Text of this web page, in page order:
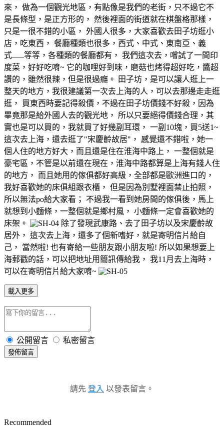
來， 做為一個觀光地區，有點像是我們的老街，只不過它不
是長條型，是正方形的， 然後裡面的街道就在棋盤格那樣，
只是一很不錯的小區， 外國人很多，大家喜歡去田子坊逛小
店，吃東西， 餐廳種類也很多，西式、中式、東南亞、義
式......等等，各種類的餐廳都有， 我們這次去，嚐試了一間印
度菜，好好吃唷~ 它的咖哩好到味，磨菇也烤得超好吃，醬超
讚的，雖然很辣，但是很過癮。 田子坊，是可以讓人逛上一
整天的地方，我很建議第一次去上海的人，可以去那邊走走逛
逛， 買東西時要記得殺價，不過在田子坊價錢不好殺，因為
畢竟那是給外國人去的觀光地， 所以只要絕得價錢合理，其
實也是可以買的，我就買了好幾副耳環， 一副10塊，買5送1~
這次去上海，還去逛了"宋慶齡故居"， 感覺還不錯啦，她一
個人住的地方好大，而且還是住在淮海中路上， 一整個就是
豪宅區，不管是以前還在現在，淮海中路都算是上海有錢人住
的地方， 而且她用的傢俱都好高級，全部都是歐洲進口的，
我好喜歡她的床俱組跟衣櫃， 但是因為別墅裡面禁止拍照，
所以無法po給大家看； 不過我一看到她房間的傢俱後，馬上
就想到小麵條，一整個就是鄉村風， 小麵條一定會喜歡她的
床架。
除了發現武康路、去了田子坊以及宋慶齡故
居外， 這次去上海，還多了個新嗜好，就是寄明信片給自
己， 當然啦! 也有寄給一些朋友跟小朋友啦! 所以如果想要上
海郵戳的話，可以把地址用簡訊傳給我， 我11月去上海時，
可以在寄明信片給大家唷~
載入更多
公開留言 私密留言
發佈留言
請先 登入 以發表留言。
Recommended